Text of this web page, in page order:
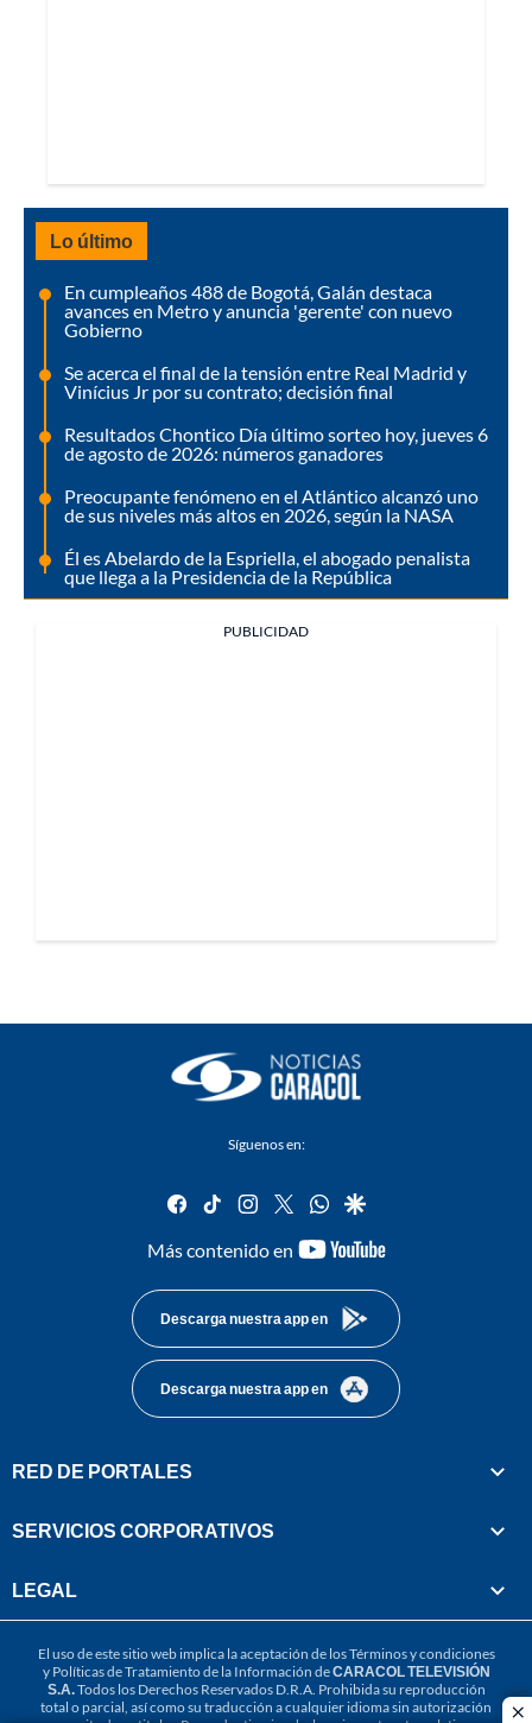
Lo último
En cumpleaños 488 de Bogotá, Galán destaca
avances en Metro y anuncia 'gerente' con nuevo
Gobierno
Se acerca el final de la tensión entre Real Madrid y
Vinícius Jr por su contrato; decisión final
Resultados Chontico Día último sorteo hoy, jueves 6
de agosto de 2026: números ganadores
Preocupante fenómeno en el Atlántico alcanzó uno
de sus niveles más altos en 2026, según la NASA
Él es Abelardo de la Espriella, el abogado penalista
que llega a la Presidencia de la República
PUBLICIDAD
Síguenos en:
facebook
tiktok instagram
twitterwhatsapp
google
Más contenido en
youtube-
Descarga nuestra app en
Descarga nuestra app en
RED DE PORTALES
SERVICIOS CORPORATIVOS
LEGAL
El uso de este sitio web implica la aceptación de losTérminos y condiciones
y Políticas de Tratamiento de la Información deCARACOL TELEVISIÓN
S.A.Todos los Derechos Reservados D.R.A. Prohibida su reproducción
total o parcial, así como su traducción a cualquier idioma sin autorización